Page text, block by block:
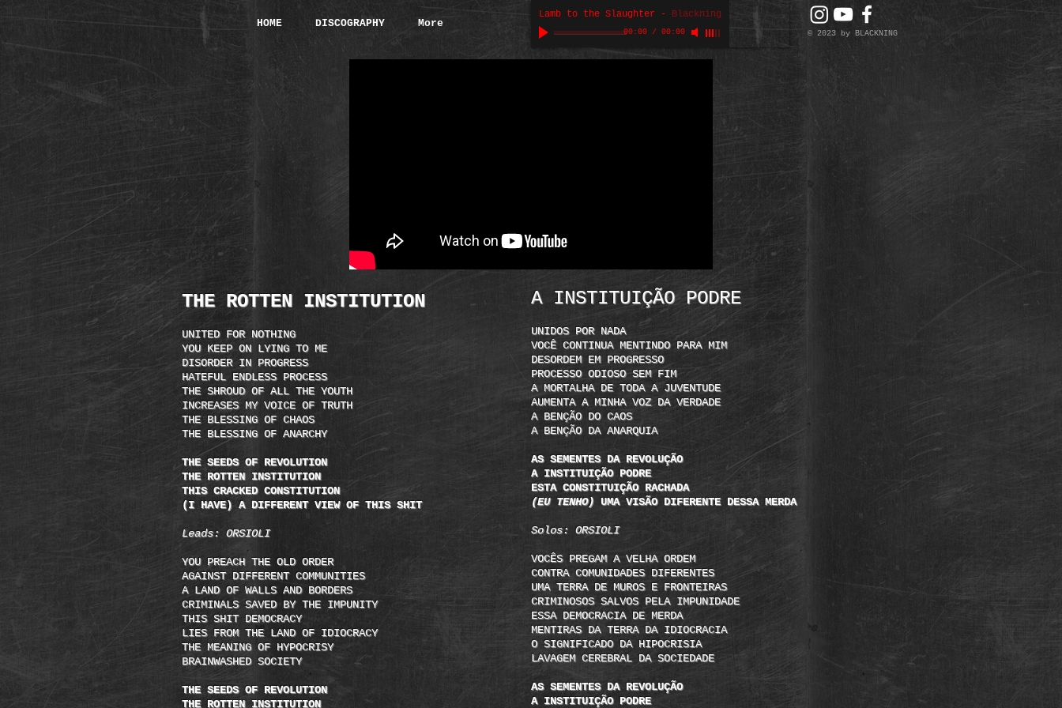
HOME DISCOGRAPHY More
Lamb to the Slaughter - Blackning
00:00 / 00:00 © 2023 by BLACKNING
A INSTITUIÇÃO PODRE
UNIDOS POR NADA
VOCÊ CONTINUA MENTINDO PARA MIM
DESORDEM EM PROGRESSO
PROCESSO ODIOSO SEM FIM
A MORTALHA DE TODA A JUVENTUDE
AUMENTA A MINHA VOZ DA VERDADE
A BENÇÃO DO CAOS
A BENÇÃO DA ANARQUIA
AS SEMENTES DA REVOLUÇÃO
A INSTITUIÇÃO PODRE
ESTA CONSTITUIÇÃO RACHADA
(EU TENHO) UMA VISÃO DIFERENTE DESSA MERDA
Solos: ORSIOLI
VOCÊS PREGAM A VELHA ORDEM
CONTRA COMUNIDADES DIFERENTES
UMA TERRA DE MUROS E FRONTEIRAS
CRIMINOSOS SALVOS PELA IMPUNIDADE
ESSA DEMOCRACIA DE MERDA
MENTIRAS DA TERRA DA IDIOCRACIA
O SIGNIFICADO DA HIPOCRISIA
LAVAGEM CEREBRAL DA SOCIEDADE
AS SEMENTES DA REVOLUÇÃO
A INSTITUIÇÃO PODRE
THE ROTTEN INSTITUTION
UNITED FOR NOTHING
YOU KEEP ON LYING TO ME
DISORDER IN PROGRESS
HATEFUL ENDLESS PROCESS
THE SHROUD OF ALL THE YOUTH
INCREASES MY VOICE OF TRUTH
THE BLESSING OF CHAOS
THE BLESSING OF ANARCHY
THE SEEDS OF REVOLUTION
THE ROTTEN INSTITUTION
THIS CRACKED CONSTITUTION
(I HAVE) A DIFFERENT VIEW OF THIS SHIT
Leads: ORSIOLI
YOU PREACH THE OLD ORDER
AGAINST DIFFERENT COMMUNITIES
A LAND OF WALLS AND BORDERS
CRIMINALS SAVED BY THE IMPUNITY
THIS SHIT DEMOCRACY
LIES FROM THE LAND OF IDIOCRACY
THE MEANING OF HYPOCRISY
BRAINWASHED SOCIETY
THE SEEDS OF REVOLUTION
THE ROTTEN INSTITUTION